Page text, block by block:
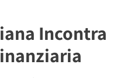
Incontra